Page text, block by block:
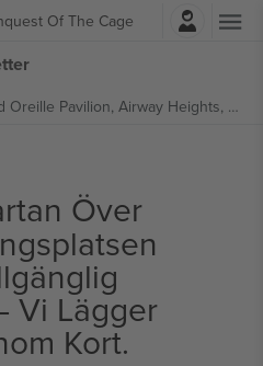
Of The Cage
Logga in
Oreille Pavilion, Airway Heights, United States
Över
Vi Lägger
Kort.